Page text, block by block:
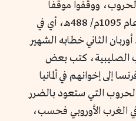
ووقفوا موقفاً
عدائياً منها. ففي ديسمبر عام 1095م/ 488هـ، أي في
الثاني خطابه الشهير
الصليبية، كتب بعض
إلى إخوانهم في ألمانيا
التي ستعود بالضرر
الغرب الأوروبي فحسب،